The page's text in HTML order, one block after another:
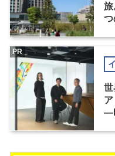
旅
つ
世
PR